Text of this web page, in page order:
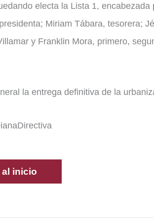
electa la Lista 1, encabezada
Miriam Tábara, tesorera;
y Franklin Mora, primero,
la entrega definitiva de la
al inicio